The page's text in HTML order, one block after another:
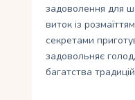
задоволення для
виток із
секретами
задовольняє
багатства